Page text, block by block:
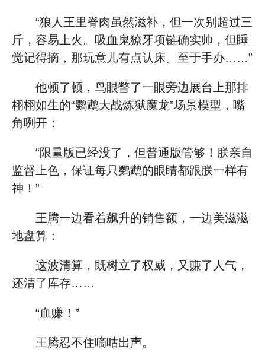
“狼人王里脊肉虽然滋补，但一次别超过三
斤，容易上火。吸血鬼獠牙项链确实帅，但睡
觉记得摘，那玩意儿有点认床。至于手办……”
他顿了顿，鸟眼瞥了一眼旁边展台上那排
栩栩如生的“鹦鹉大战炼狱魔龙”场景模型，嘴
角咧开：
“限量版已经没了，但普通版管够！朕亲自
监督上色，保证每只鹦鹉的眼睛都跟朕一样有
神！”
王腾一边看着飙升的销售额，一边美滋滋
地盘算：
这波清算，既树立了权威，又赚了人气，
还清了库存……
“血赚！”
王腾忍不住嘀咕出声。